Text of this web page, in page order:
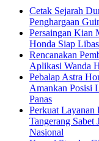
Cetak Sejarah
Penghargaan
Persaingan Kian
Honda Siap
Rencanakan
Aplikasi Wanda
Pebalap Astra
Amankan Posisi
Panas
Perkuat Layanan
Tangerang
Nasional